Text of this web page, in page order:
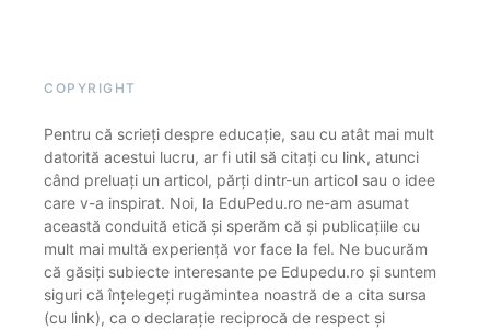
COPYRIGHT
Pentru că scrieți despre educație, sau cu atât mai mult
datorită acestui lucru, ar fi util să citați cu link, atunci
când preluați un articol, părți dintr-un articol sau o idee
care v-a inspirat. Noi, la EduPedu.ro ne-am asumat
această conduită etică și sperăm că și publicațiile cu
mult mai multă experiență vor face la fel. Ne bucurăm
că găsiți subiecte interesante pe Edupedu.ro și suntem
siguri că înțelegeți rugămintea noastră de a cita sursa
(cu link), ca o declarație reciprocă de respect și